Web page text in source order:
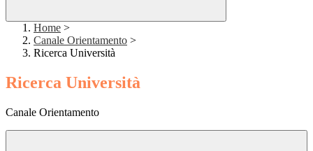
Home >
Canale Orientamento >
Ricerca Università
Ricerca Università
Canale Orientamento